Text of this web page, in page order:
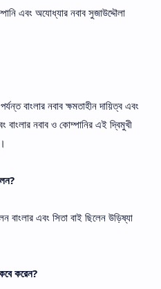
এবং অযোধ্যার নবাব সুজাউদ্দৌলা
বাংলার নবাব ক্ষমতাহীন দায়িত্ব এবং
বাংলার নবাব ও কোম্পানির এই দ্বিমুখী
বাংলার এবং সিতা বাই ছিলেন উড়িষ্যা
করেন?